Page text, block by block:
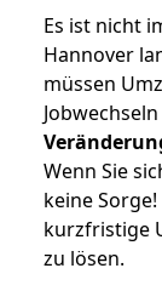
Es ist nicht
Hannover
müssen
Wenn Sie
keine
kurzfristige
zu lösen.